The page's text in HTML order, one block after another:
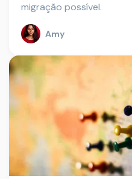
migração possível.
Amy